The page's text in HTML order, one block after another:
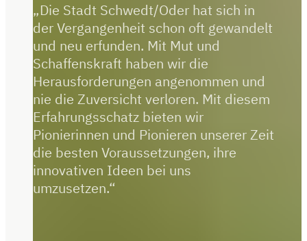
Die Stadt Schwedt/Oder hat sich in
der Vergangenheit schon oft gewandelt
und neu erfunden. Mit Mut und
Schaffenskraft haben wir die
Herausforderungen angenommen und
nie die Zuversicht verloren. Mit diesem
Erfahrungsschatz bieten wir
Pionierinnen und Pionieren unserer Zeit
die besten Voraussetzungen, ihre
innovativen Ideen bei uns
umzusetzen.